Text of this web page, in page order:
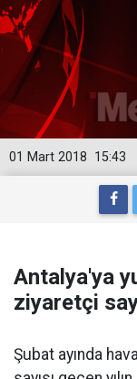
15:43
01 Mart 2018
Antalya'ya
ziyaretçi
Şubat ayında